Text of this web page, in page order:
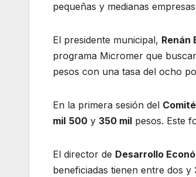
pequeñas y medianas
El presidente municipal, Renán
programa Micromer que
pesos con una tasa del ocho
En la primera sesión del
mil 500 y 350 mil pesos. Este
El director de Desarrollo
beneficiadas tienen entre dos y